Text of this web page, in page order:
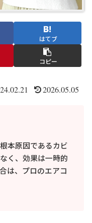
はてブ
コピー
2026.05.05
本原因であるカビ
く、効果は一時的
は、プロのエアコ